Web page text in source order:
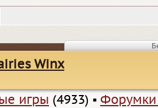
Winx
игры (4933) ▪